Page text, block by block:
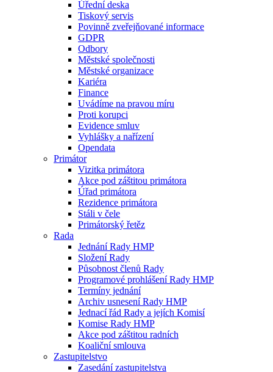
Úřední deska
Tiskový servis
Povinně zveřejňované informace
GDPR
Odbory
Městské společnosti
Městské organizace
Kariéra
Finance
Uvádíme na pravou míru
Proti korupci
Evidence smluv
Vyhlášky a nařízení
Opendata
Primátor
Vizitka primátora
Akce pod záštitou primátora
Úřad primátora
Rezidence primátora
Stáli v čele
Primátorský řetěz
Rada
Jednání Rady HMP
Složení Rady
Působnost členů Rady
Programové prohlášení Rady HMP
Termíny jednání
Archiv usnesení Rady HMP
Jednací řád Rady a jejích Komisí
Komise Rady HMP
Akce pod záštitou radních
Koaliční smlouva
Zastupitelstvo
Zasedání zastupitelstva